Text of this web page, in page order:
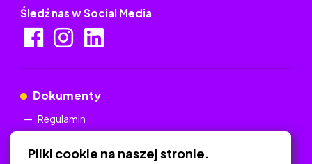
Śledź nas w Social Media
Dokumenty
Regulamin
Pliki cookie na naszej stronie.